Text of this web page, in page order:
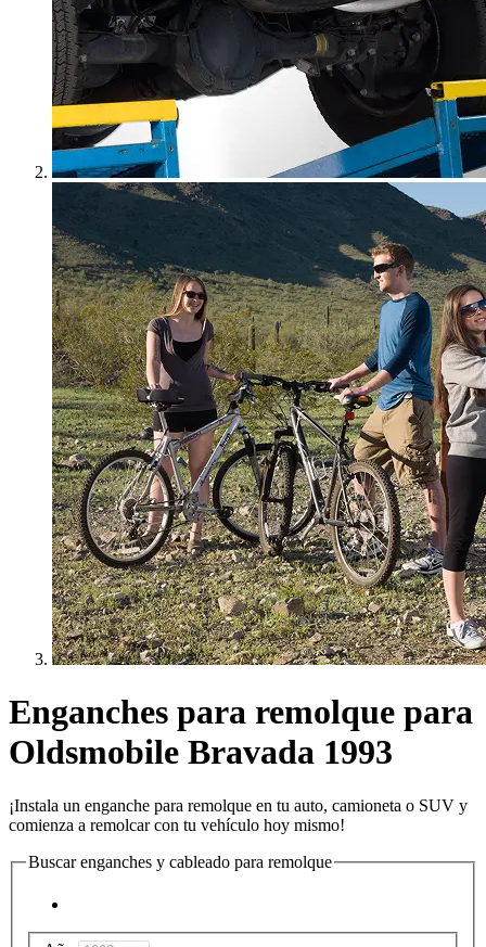
Enganches para remolque para
Oldsmobile Bravada 1993
¡Instala un enganche para remolque en tu auto, camioneta o SUV y
comienza a remolcar con tu vehículo hoy mismo!
Buscar enganches y cableado para remolque